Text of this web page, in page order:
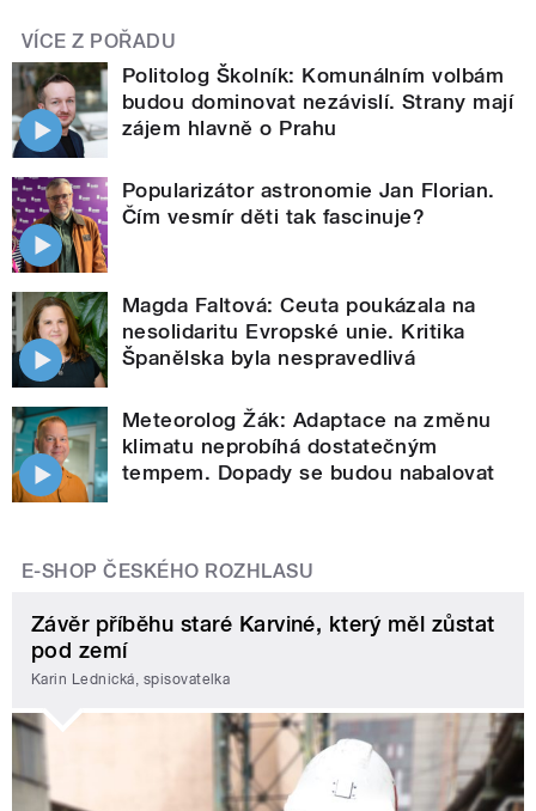
VÍCE Z POŘADU
Politolog Školník: Komunálním volbám
budou dominovat nezávislí. Strany mají
zájem hlavně o Prahu
Popularizátor astronomie Jan Florian.
Čím vesmír děti tak fascinuje?
Magda Faltová: Ceuta poukázala na
nesolidaritu Evropské unie. Kritika
Španělska byla nespravedlivá
Meteorolog Žák: Adaptace na změnu
klimatu neprobíhá dostatečným
tempem. Dopady se budou nabalovat
E-SHOP ČESKÉHO ROZHLASU
Závěr příběhu staré Karviné, který měl zůstat
pod zemí
Karin Lednická, spisovatelka